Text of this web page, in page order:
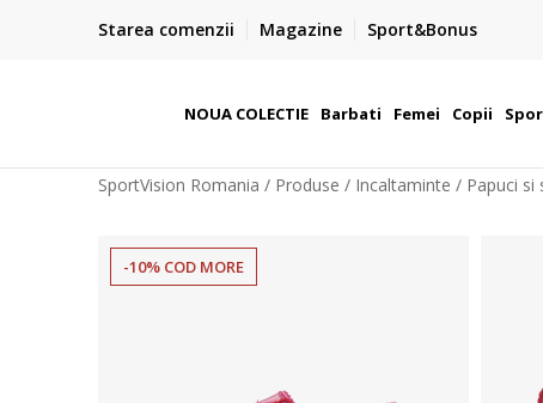
Starea comenzii Magazine Sport&Bonus
TRANSPORT GRATUIT
pentru toate comenzile peste 400 Lei
NOUA COLECTIE Barbati Femei Copii
SportVision Romania Produse Incaltaminte Papuci si
-10% COD MORE